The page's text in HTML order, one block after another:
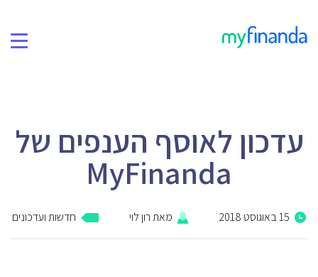
פרטיות ואבטחה
קהילת הפייסבוק שלנו
עדכון לאוסף הענפים של
MyFinanda
15 באוגוסט 2018 מאתרון לוי חדשות ועדכונים